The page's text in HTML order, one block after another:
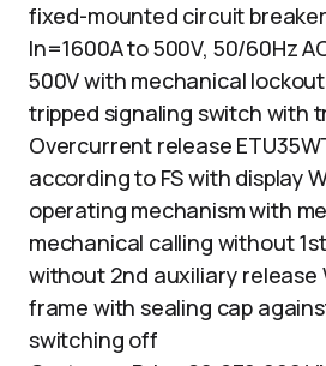
fixed-mounted circuit breaker
In=1600A to 500V, 50/60Hz
500V with mechanical
tripped signaling switch with
Overcurrent release
according to FS with display
operating mechanism with
mechanical calling without
without 2nd auxiliary release
frame with sealing cap
switching off